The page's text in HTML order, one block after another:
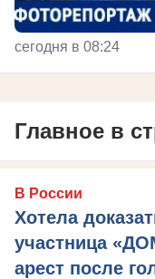
сегодня в 08:24
Главное в
В России
Хотела
участница
арест после